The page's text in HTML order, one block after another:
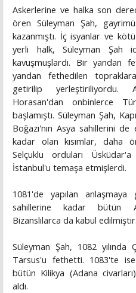
Askerlerine ve halka son
ören Süleyman Şah,
kazanmıştı. İç isyanlar ve
yerli halk, Süleyman Şah
kavuşmuşlardı. Bir yandan
yandan fethedilen
getirilip yerleştiriliyordu.
Horasan'dan onbinlerce
başlamıştı. Süleyman Şah,
Boğazı'nın Asya sahillerini
kadar olan kısımlar, daha
Selçuklu orduları
İstanbul'u temaşa etmişlerdi.
1081'de yapılan anlaşmaya
sahillerine kadar bütün
Bizanslılarca da kabul edilmiştir.
Süleyman Şah, 1082
Tarsus'u fethetti. 1083'te
bütün Kilikya (Adana
aldı.